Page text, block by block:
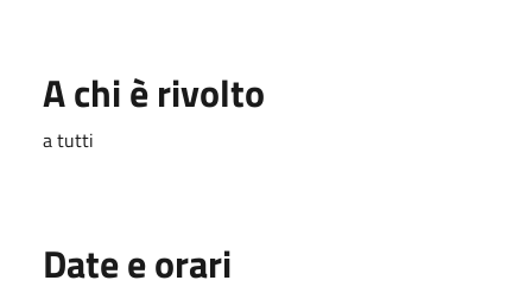
A chi è rivolto
a tutti
Date e orari